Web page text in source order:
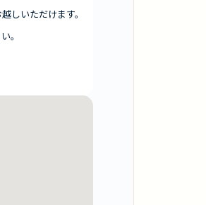
しいただけます。
。